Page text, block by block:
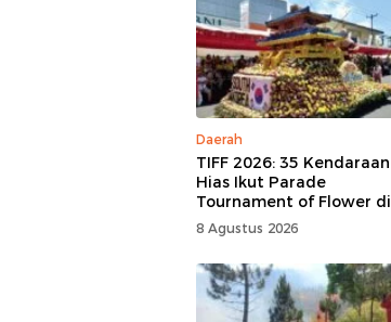
Daerah
TIFF 2026: 35 Kendaraan
Hias Ikut Parade
Tournament of Flower di
Tomohon
8 Agustus 2026